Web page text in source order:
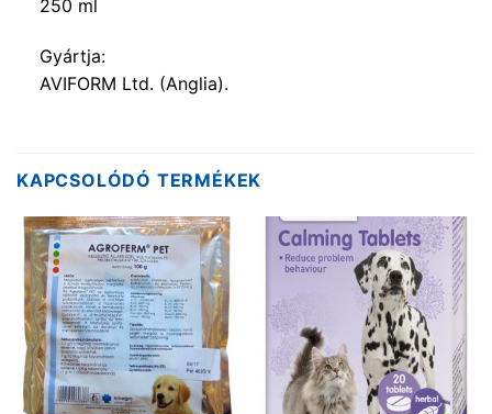
250 ml
Gyártja:
AVIFORM Ltd. (Anglia).
KAPCSOLÓDÓ TERMÉKEK